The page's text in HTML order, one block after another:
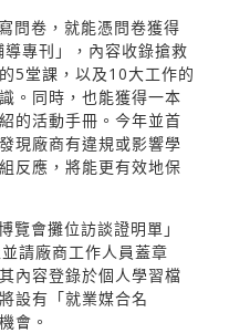
問卷，就能憑問卷獲得
專刊」，內容收錄搶救
5堂課，以及10大工作的
。同時，也能獲得一本
的活動手冊。今年並首
現廠商有違規或影響學
反應，將能更有效地保
覽會攤位訪談證明單」
請廠商工作人員蓋章
內容登錄於個人學習檔
設有「就業媒合名
會。